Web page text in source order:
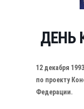
ДЕНЬ
12 декабря
по проекту
Федерации.